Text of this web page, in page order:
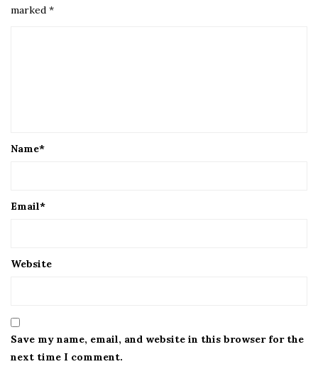
marked *
Name*
Email*
Website
Save my name, email, and website in this browser for the
next time I comment.